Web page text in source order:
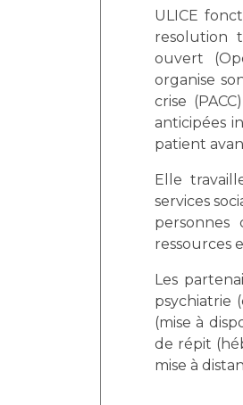
ULICE
resolution
ouvert
organise
crise
anticipées
patient
Elle
services
personnes
ressources
Les
psychiatrie
(mise à
de répit
mise à